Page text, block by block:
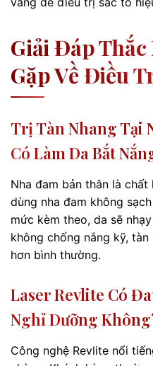
Giải Đáp
Gặp Về Điều
Trị Tàn Nhang Tại
Có Làm Da Bắt
Nha đam bản thân là
dùng nha đam không
mức kèm theo, da sẽ
không chống nắng kỹ, tàn
hơn bình thường.
Laser Revlite Có
Nghỉ Dưỡng
Công nghệ Revlite nổi